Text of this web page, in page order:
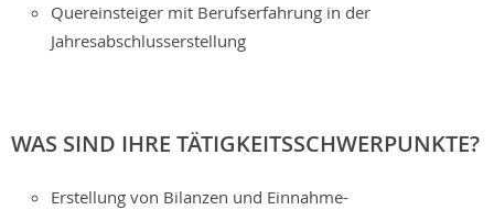
Quereinsteiger mit Berufserfahrung in der
Jahresabschlusserstellung
WAS SIND IHRE TÄTIGKEITSSCHWERPUNKTE?
Erstellung von Bilanzen und Einnahme-